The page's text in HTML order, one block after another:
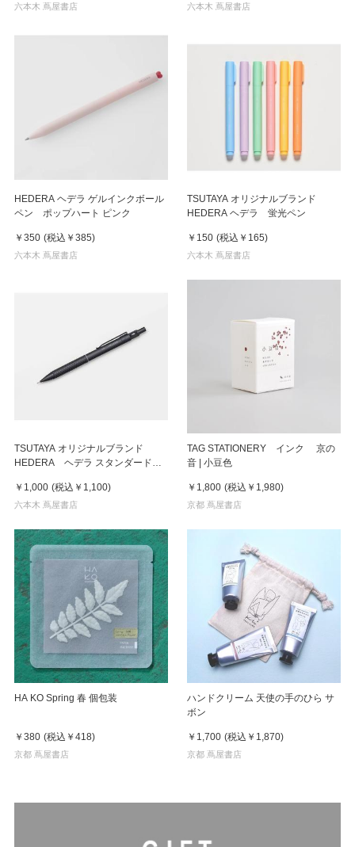
六本木 蔦屋書店 六本木 蔦屋書店
HEDERA ヘデラ ゲルインクボール
ペン ポップハート ピンク
￥350 (税込 ￥385)
六本木 蔦屋書店
TSUTAYA オリジナルブランド
HEDERA ヘデラ 蛍光ペン
￥150 (税込 ￥165)
六本木 蔦屋書店
TSUTAYA オリジナルブランド
HEDERA ヘデラ スタンダード製
￥1,000 (税込 ￥1,100)
六本木 蔦屋書店
TAG STATIONERY インク 京の
音 | 小豆色
￥1,800 (税込 ￥1,980)
京都 蔦屋書店
HA KO Spring 春 個包装
￥380 (税込 ￥418)
京都 蔦屋書店
ハンドクリーム 天使の手のひら サ
ボン
￥1,700 (税込 ￥1,870)
京都 蔦屋書店